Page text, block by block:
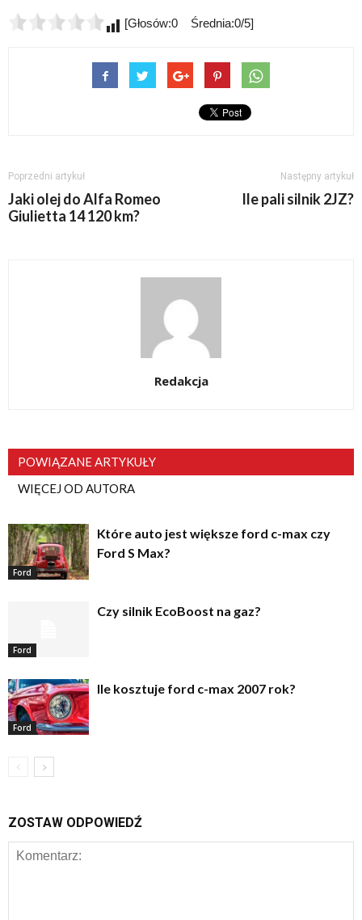
[Głosów:0 Średnia:0/5]
Poprzedni artykuł
Jaki olej do Alfa Romeo
Giulietta 14 120 km?
Następny artykuł
Ile pali silnik 2JZ?
Redakcja
POWIĄZANE ARTYKUŁY
WIĘCEJ OD AUTORA
Ford
Które auto jest większe ford c-max czy
Ford S Max?
Ford
Czy silnik EcoBoost na gaz?
Ford
Ile kosztuje ford c-max 2007 rok?
ZOSTAW ODPOWIEDŹ